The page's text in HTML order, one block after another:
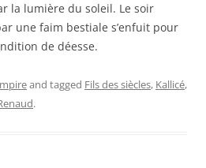
la lumière du soleil. Le soir
une faim bestiale s’enfuit pour
de déesse.
and tagged Fils des siècles, Kallicé,
.